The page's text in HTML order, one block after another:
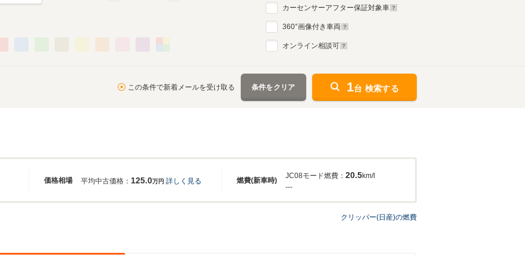
カーセンサーアフター保証対象車
360°画像付き車両
オンライン相談可
この条件で新着メールを受け取る 条件をクリア 1台 検索する
価格相場 燃費(新車時)
平均中古価格： 125.0万円 詳しく見る
JC08モード燃費： 20.5km/l
---
クリッパー(日産)の燃費